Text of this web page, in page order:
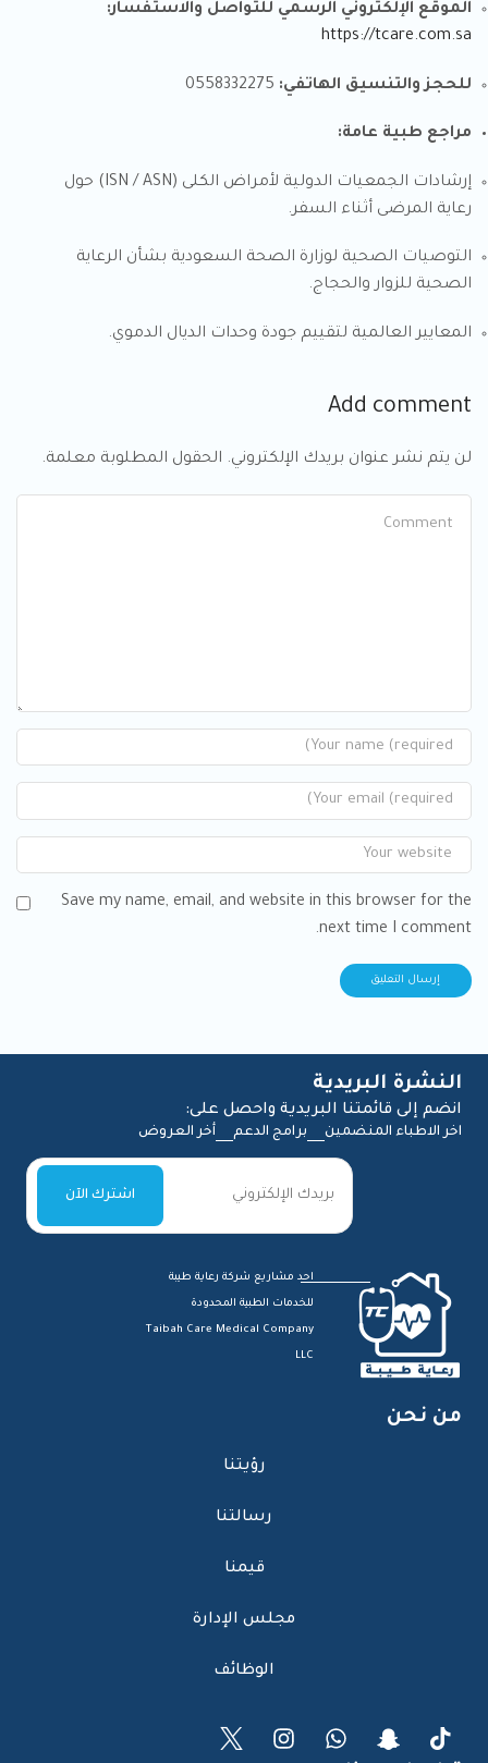
الموقع الإلكتروني الرسمي للتواصل والاستفسار:
https://tcare.com.sa
للحجز والتنسيق الهاتفي:
مراجع طبية عامة:
إرشادات الجمعيات الدولية لأمراض الكلى (ISN / ASN) حول
رعاية المرضى أثناء السفر.
التوصيات الصحية لوزارة الصحة السعودية بشأن الرعاية
الصحية للزوار والحجاج.
المعايير العالمية لتقييم جودة وحدات الديال الدموي.
Add comment
لن يتم نشر عنوان بريدك الإلكتروني. الحقول المطلوبة معلمة.
Save my name, email, and website in this browser for the
next time I comment.
النشرة البريدية
انضم إلى قائمتنا البريدية واحصل على:
اخر الاطباء المنضمين برامج الدعم أخر العروض
احد مشاريع شركة رعاية طيبة
للخدمات الطبية المحدودة
Taibah Care Medical Company
LLC
من نحن
رؤيتنا
رسالتنا
قيمنا
مجلس الإدارة
الوظائف